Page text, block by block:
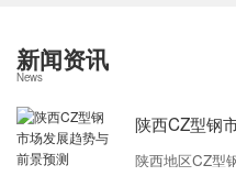
新闻资讯
News
陕西CZ型钢